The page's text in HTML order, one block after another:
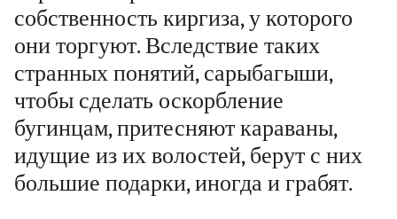
собственность киргиза, у которого
они торгуют. Вследствие таких
странных понятий, сарыбагыши,
чтобы сделать оскорбление
бугинцам, притесняют караваны,
идущие из их волостей, берут с них
большие подарки, иногда и грабят.